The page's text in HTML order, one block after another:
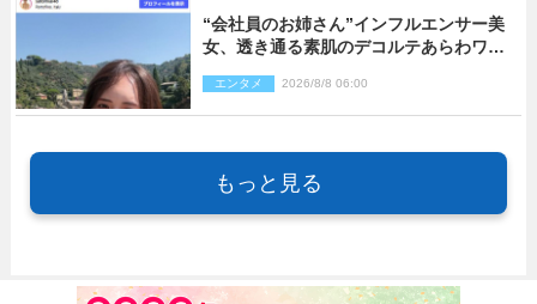
“会社員のお姉さん”インフルエンサー美
女、透き通る素肌のデコルテあらわワン
エンタメ 2026/8/8 06:00
もっと見る